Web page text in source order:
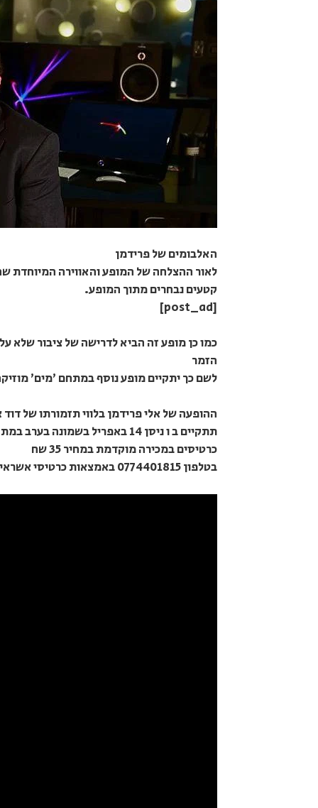
האלבומים של פרידמן
קטעים נבחרים מתוך המופע.
[post_ad]
כמו כן מופע זה הביא לדרישה של ציבור שלא
הזמר
לשם כך יתקיים מופע נוסף במתחם ׳מים׳
ההופעה של אלי פרידמן בלווי תזמורתו של
תתקיים ב ו ניסן 14 באפריל בשמונה בערב במתחם ׳מים׳ מוזיקה יהודית בהר ציון ירושלים
כרטיסים במכירה מוקדמת במחיר 35 שח
בטלפון 0774401815 באמצאות כרטיסי אשראי